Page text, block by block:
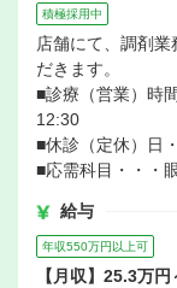
積極採用中
店舗にて、調剤
だきます。
■診療（営業）時
12:30
■休診（定休）日
■応需科目・・・
給与
年収550万円以上可
【月収】25.3万